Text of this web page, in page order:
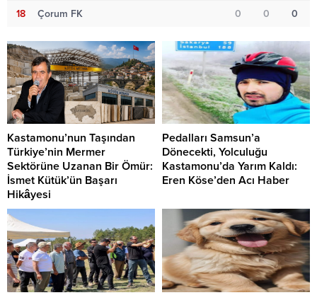
18 Çorum FK 0 0 0
Kastamonu’nun Taşından
Türkiye’nin Mermer
Sektörüne Uzanan Bir Ömür:
İsmet Kütük’ün Başarı
Hikâyesi
Pedalları Samsun’a
Dönecekti, Yolculuğu
Kastamonu’da Yarım Kaldı:
Eren Köse’den Acı Haber